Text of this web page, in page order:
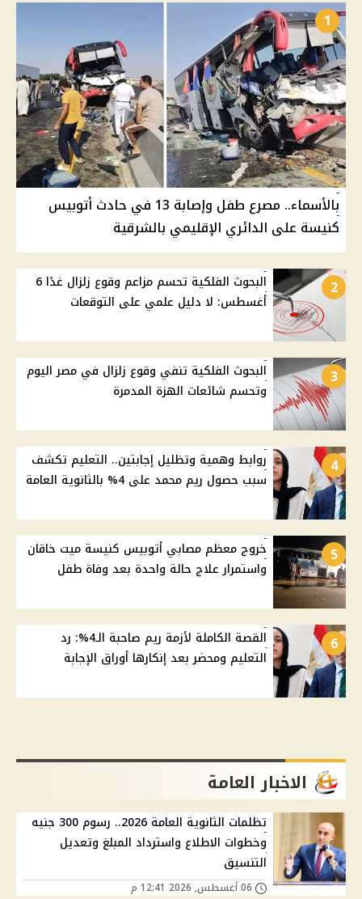
1
بالأسماء.. مصرع طفل وإصابة 13 في حادث أتوبيس
كنيسة على الدائري الإقليمي بالشرقية
2
البحوث الفلكية تحسم مزاعم وقوع زلزال غدًا 6
أغسطس: لا دليل علمي على التوقعات
3
البحوث الفلكية تنفي وقوع زلزال في مصر اليوم
وتحسم شائعات الهزة المدمرة
4
روابط وهمية وتظليل إجابتين.. التعليم تكشف
سبب حصول ريم محمد على 4% بالثانوية العامة
5
خروج معظم مصابي أتوبيس كنيسة ميت خاقان
واستمرار علاج حالة واحدة بعد وفاة طفل
6
القصة الكاملة لأزمة ريم صاحبة الـ4%: رد
التعليم ومحضر بعد إنكارها أوراق الإجابة
الاخبار العامة
تظلمات الثانوية العامة 2026.. رسوم 300 جنيه
وخطوات الاطلاع واسترداد المبلغ وتعديل
التنسيق